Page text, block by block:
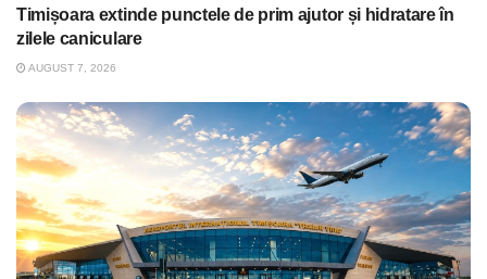
Timișoara extinde punctele de prim ajutor și hidratare în
zilele caniculare
AUGUST 7, 2026